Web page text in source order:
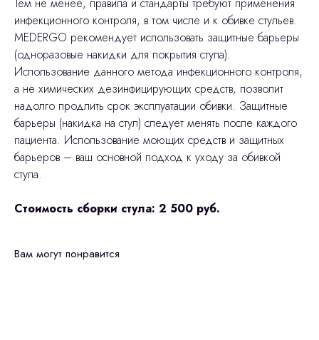
инфекционного контроля, в том числе и к обивке стульев.
MEDERGO рекомендует использовать защитные барьеры
(одноразовые накидки для покрытия стула).
Использование данного метода инфекционного контроля,
а не химических дезинфицирующих средств, позволит
надолго продлить срок эксплуатации обивки. Защитные
барьеры (накидка на стул) следует менять после каждого
пациента. Использование моющих средств и защитных
барьеров – ваш основной подход к уходу за обивкой
стула.
Стоимость сборки стула: 2 500 руб.
Вам могут понравится
Остались вопросы